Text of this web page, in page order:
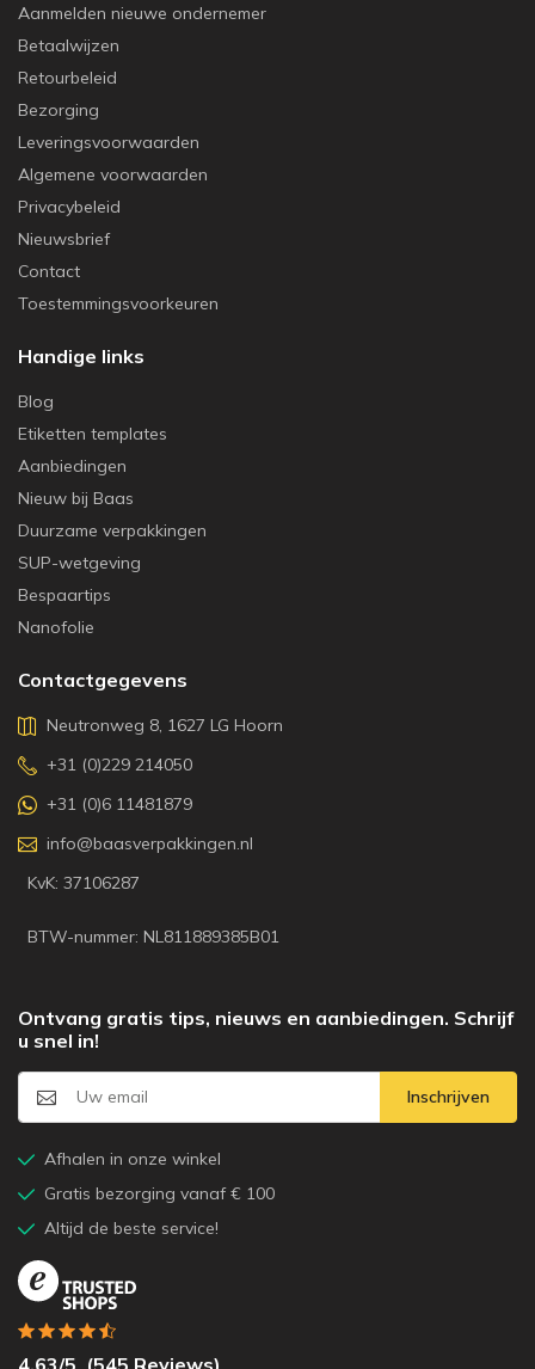
Aanmelden nieuwe ondernemer
Betaalwijzen
Retourbeleid
Bezorging
Leveringsvoorwaarden
Algemene voorwaarden
Privacybeleid
Nieuwsbrief
Contact
Toestemmingsvoorkeuren
Handige links
Blog
Etiketten templates
Aanbiedingen
Nieuw bij Baas
Duurzame verpakkingen
SUP-wetgeving
Bespaartips
Nanofolie
Contactgegevens
Neutronweg 8, 1627 LG Hoorn
+31 (0)229 214050
+31 (0)6 11481879
info@baasverpakkingen.nl
KvK: 37106287
BTW-nummer: NL811889385B01
Ontvang gratis tips, nieuws en aanbiedingen. Schrijf
u snel in!
Inschrijven
Afhalen in onze winkel
Gratis bezorging vanaf € 100
Altijd de beste service!
4.63/5 (545 Reviews)